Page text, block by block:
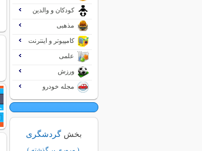
کودکان و والدین
مذهبی
کامپیوتر و اینترنت
علمی
ورزش
مجله خودرو
بخش گردشگری